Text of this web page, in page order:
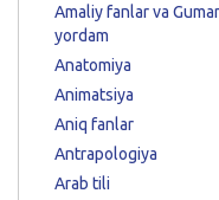
Amaliy fanlar va
yordam
Anatomiya
Animatsiya
Aniq fanlar
Antrapologiya
Arab tili